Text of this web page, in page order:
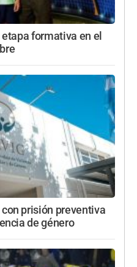
formativa en el
prisión preventiva
de género